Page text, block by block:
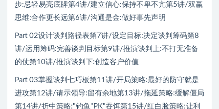
步:忌轻易亮底牌第4讲/建立信心:保持不卑不亢第5讲/双赢
思维:合作更长远第6讲/沟通是金:做好事先声明
Part 02设计谈判路径表第7讲/设定目标:决定谈判筹码第8
讲/运用筹码:完善谈判目标第9讲/推演谈判上:不打无准备
的仗第10讲/推演谈判下:创造客户价值
Part 03掌握谈判七巧板第11讲/开局策略:最好的防守就是
进攻第12讲/请示领导:留有余地第13讲/拖延策略:缓解僵局
第14讲/折中策略:"钓鱼"PK"吞饵第15讲/红白脸策略:让利